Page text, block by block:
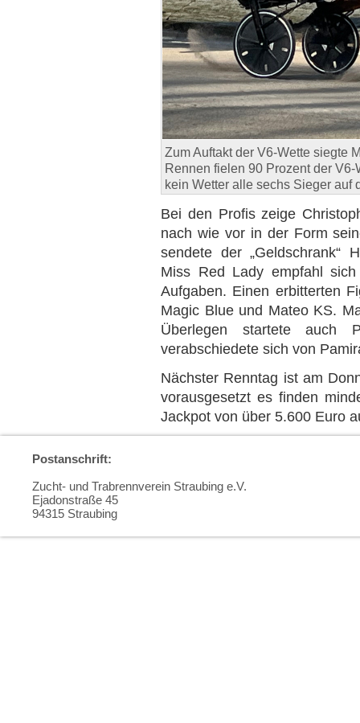
Zum Auftakt der V6-Wette siegte
Rennen fielen 90 Prozent der
kein Wetter alle sechs Sieger auf
Bei den Profis zeige
nach wie vor in der Form
sendete der „Geldschrank“
Miss Red Lady empfahl
Aufgaben. Einen erbitterten
Magic Blue und Mateo KS.
Überlegen startete auch
verabschiedete sich von
Nächster Renntag ist am
vorausgesetzt es finden
Jackpot von über 5.600 Euro
Postanschrift:
Zucht- und Trabrennverein Straubing e.V.
Ejadonstraße 45
94315 Straubing